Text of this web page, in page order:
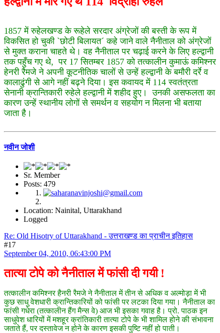
1857 में रुहेलखण्ड के रूहेले सरदार अंग्रेजों की बस्ती के रूप में
विकसित हो चुकी `छोटी बिलायत´ कहे जाने वाले नैनीताल को अंग्रेजों
से मुक्त कराना चाहते थे। वह नैनीताल पर चढ़ाई करने के लिए हल्द्वानी
तक पहुँच गए थे, पर 17 सितम्बर 1857 को तत्कालीन कुमाऊं कमिश्नर
हेनरी रैमजे ने अपनी कूटनीतिक चालों से उन्हें हल्द्वानी के बमौरी दर्रे व
कालाढुंगी से आगे नहीं बढ़ने दिया। इस कवायद में 114 स्वतंत्रता
सेनानी क्रान्तिकारी रुहेले हल्द्वानी में शहीद हुए। उनकी असफलता का
कारण उन्हें स्थानीय लोगों से समर्थन व सहयोग न मिलना भी बताया
जाता है।
नवीन जोशी
Sr. Member
Posts: 479
Location: Nainital, Uttarakhand
Logged
Re: Old Hisotry of Uttarakhand - उत्तराखण्ड का प्राचीन इतिहास
#17
September 04, 2010, 06:43:00 PM
तात्या टोपे को नैनीताल में फांसी दी गयी !
तत्कालीन कमिश्नर हैनरी रैमजे ने नैनीताल में तीन से अधिक व अल्मोड़ा में भी
कुछ साधु वेशधारी क्रान्तिकारियों को फांसी पर लटका दिया गया। नैनीताल का
फांसी गधेरा (तत्कालीन हैंग मैन्स वे) आज भी इसका गवाह है। प्रो. पाठक इन
साधुवेश धारियों में मशहूर क्रांतिकारी तात्या टोपे के भी शामिल होने की संभावना
जताते हैं, पर दस्तावेज न होने के कारण इसकी पुष्टि नहीं हो पाती।